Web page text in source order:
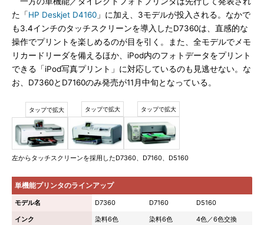
た「HP Deskjet D4160 」に加え、3モデルが投入される。なかで
も3.4インチのタッチスクリーンを導入したD7360は、直感的な
操作でプリントを楽しめるのが目を引く。また、全モデルでメモ
リカードリーダを備えるほか、iPod内のフォトデータをプリント
できる「iPod写真プリント」に対応しているのも見逃せない。な
お、D7360とD7160のみ発売が11月中旬となっている。
左からタッチスクリーンを採用したD7360、D7160、D5160
単機能プリンタのラインアップ
モデル名 D7360 D7160
D5160
インク
染料6色
染料6色
4色／6色交換